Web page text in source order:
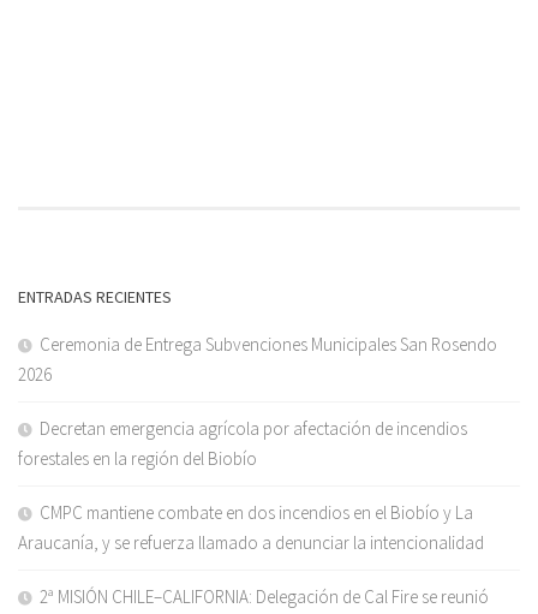
ENTRADAS RECIENTES
Ceremonia de Entrega Subvenciones Municipales San Rosendo
2026
Decretan emergencia agrícola por afectación de incendios
forestales en la región del Biobío
CMPC mantiene combate en dos incendios en el Biobío y La
Araucanía, y se refuerza llamado a denunciar la intencionalidad
2ª MISIÓN CHILE–CALIFORNIA: Delegación de Cal Fire se reunió